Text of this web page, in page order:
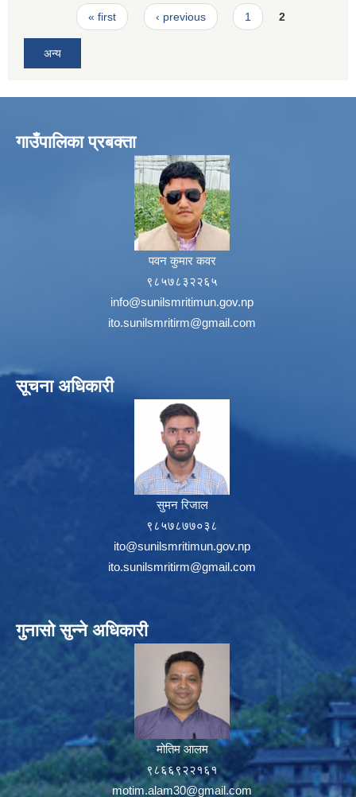
Pages« first ‹ previous 1 2
अन्य
गाउँपालिका प्रबक्ता
पवन कुमार कवर
९८५७८३२२६५
info@sunilsmritimun.gov.np
ito.sunilsmritirm@gmail.com
सूचना अधिकारी
सुमन रिजाल
९८५७८७७०३८
ito@sunilsmritimun.gov.np
ito.sunilsmritirm@gmail.com
गुनासो सुन्ने अधिकारी
मोतिम आलम
९८६६९२२१६१
motim.alam30@gmail.com